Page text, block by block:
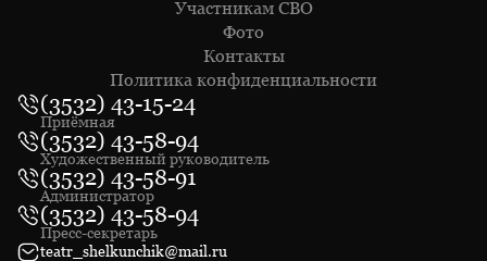
Участникам СВО
Фото
Контакты
Политика конфиденциальности
(3532) 43-15-24
Приёмная
(3532) 43-58-94
Художественный руководитель
(3532) 43-58-91
Администратор
(3532) 43-58-94
Пресс-секретарь
teatr_shelkunchik@mail.ru